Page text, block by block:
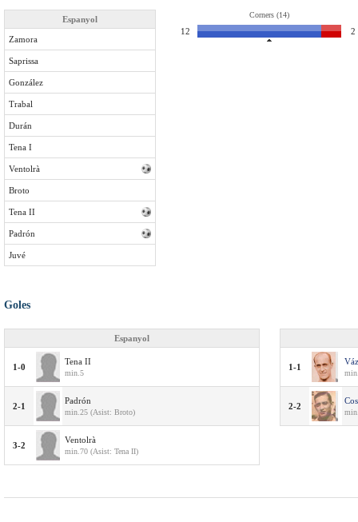
Espanyol
Zamora
Saprissa
González
Trabal
Durán
Tena I
Ventolrà
Broto
Tena II
Padrón
Juvé
Corners (14)
12 2
Goles
Espanyol
1-0
Tena II
min.5
2-1
Padrón
min.25 (Asist: Broto)
3-2
Ventolrà
min.70 (Asist: Tena II)
1-1
2-2